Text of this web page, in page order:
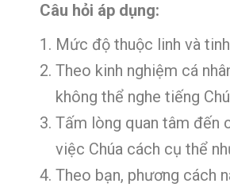
Câu hỏi áp dụng:
Mức độ thuộc linh và
Theo kinh nghiệm cá
không thể nghe tiếng
Tấm lòng quan tâm đến
việc Chúa cách cụ thể
Theo bạn, phương cách